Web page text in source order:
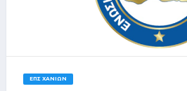
ΕΠΣ ΧΑΝΊΩΝ